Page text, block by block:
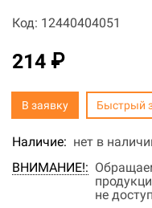
Код: 12440404051
214 ₽
В заявку Быстрый
Наличие: нет в
ВНИМАНИЕ!:
не